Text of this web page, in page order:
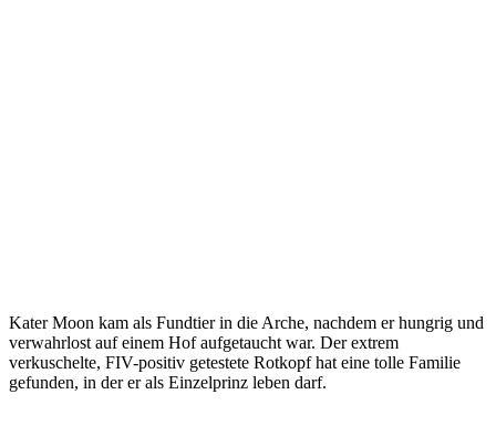
Kater Moon kam als Fundtier in die Arche, nachdem er hungrig und
verwahrlost auf einem Hof aufgetaucht war. Der extrem
verkuschelte, FIV-positiv getestete Rotkopf hat eine tolle Familie
gefunden, in der er als Einzelprinz leben darf.